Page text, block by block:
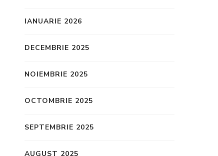
IANUARIE 2026
DECEMBRIE 2025
NOIEMBRIE 2025
OCTOMBRIE 2025
SEPTEMBRIE 2025
AUGUST 2025